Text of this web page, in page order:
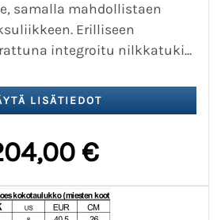
samalla mahdollistaen
Erilliseen
integroitu nilkkatuki...
€